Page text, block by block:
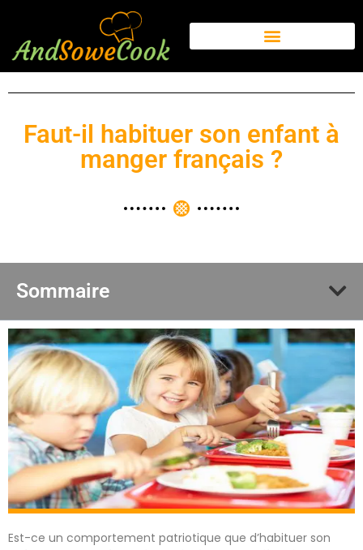
Faut-il habituer son enfant à
manger français ?
Sommaire
Est-ce un comportement patriotique que d’habituer son